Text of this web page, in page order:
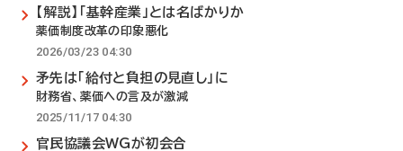
【解説】「基幹産業」とは名ばかりか
薬価制度改革の印象悪化
2026/03/23 04:30
矛先は「給付と負担の見直し」に
財務省、薬価への言及が激減
2025/11/17 04:30
官民協議会WGが初会合